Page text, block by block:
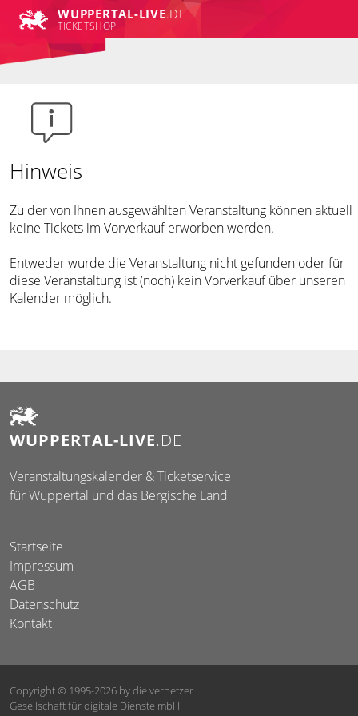
WUPPERTAL-LIVE.DE
TICKETSHOP
Hinweis
Zu der von Ihnen ausgewählten Veranstaltung können aktuell
keine Tickets im Vorverkauf erworben werden.
Entweder wurde die Veranstaltung nicht gefunden oder für
diese Veranstaltung ist (noch) kein Vorverkauf über unseren
Kalender möglich.
WUPPERTAL-LIVE.DE
Veranstaltungskalender & Ticketservice
für Wuppertal und das Bergische Land
Startseite
Impressum
AGB
Datenschutz
Kontakt
Copyright © 1995-2026 by die vernetzer
Gesellschaft für digitale Dienste mbH